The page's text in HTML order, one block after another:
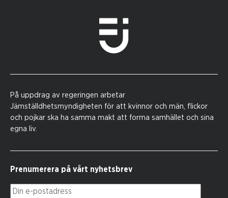
På uppdrag av regeringen arbetar
Jämställdhetsmyndigheten för att kvinnor och män, flickor
och pojkar ska ha samma makt att forma samhället och sina
egna liv.
Prenumerera på vårt nyhetsbrev
Din e-postadress